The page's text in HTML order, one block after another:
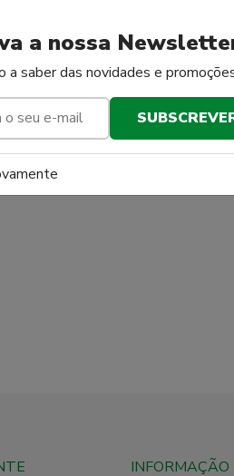
a nossa
a saber das novidades e
a lavagens frequentes,
algas e outros micro-organismos
INFORMAÇÃO